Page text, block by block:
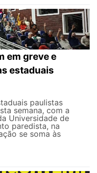
em greve e
estaduais
paulistas
semana, com a
Universidade de
paredista, na
se soma às